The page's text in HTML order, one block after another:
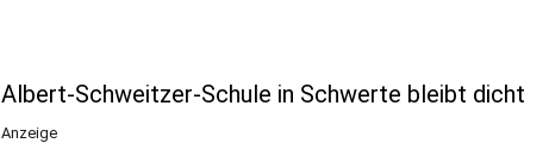
Albert-Schweitzer-Schule in Schwerte bleibt dicht
Anzeige